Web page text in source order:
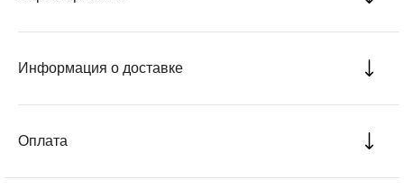
Информация о доставке
Оплата